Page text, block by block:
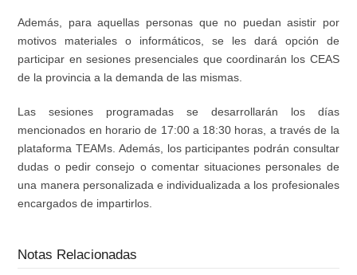
Además, para aquellas personas que no puedan asistir por
motivos materiales o informáticos, se les dará opción de
participar en sesiones presenciales que coordinarán los CEAS
de la provincia a la demanda de las mismas.
Las sesiones programadas se desarrollarán los días
mencionados en horario de 17:00 a 18:30 horas, a través de la
plataforma TEAMs. Además, los participantes podrán consultar
dudas o pedir consejo o comentar situaciones personales de
una manera personalizada e individualizada a los profesionales
encargados de impartirlos.
Notas Relacionadas